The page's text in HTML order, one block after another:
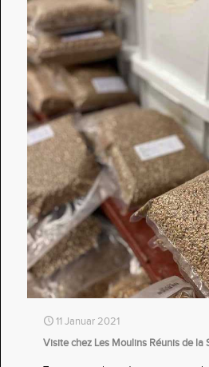
11 Januar 2021
Visite chez Les Moulins Réunis de la